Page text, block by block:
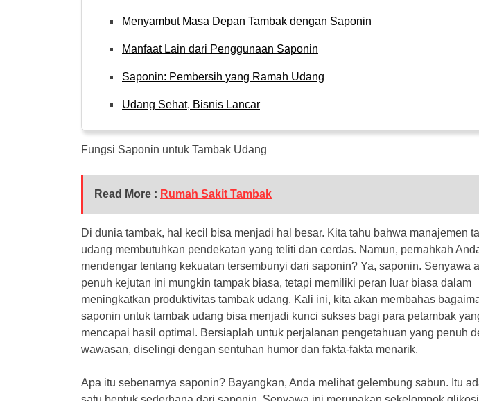
Menyambut Masa Depan Tambak dengan Saponin
Manfaat Lain dari Penggunaan Saponin
Saponin: Pembersih yang Ramah Udang
Udang Sehat, Bisnis Lancar
Fungsi Saponin untuk Tambak Udang
Read More : Rumah Sakit Tambak
Di dunia tambak, hal kecil bisa menjadi hal besar. Kita tahu bahwa manajemen
udang membutuhkan pendekatan yang teliti dan cerdas. Namun, pernahkah
mendengar tentang kekuatan tersembunyi dari saponin? Ya, saponin. Senyawa
penuh kejutan ini mungkin tampak biasa, tetapi memiliki peran luar biasa dalam
meningkatkan produktivitas tambak udang. Kali ini, kita akan membahas
saponin untuk tambak udang bisa menjadi kunci sukses bagi para petambak
mencapai hasil optimal. Bersiaplah untuk perjalanan pengetahuan yang penuh
wawasan, diselingi dengan sentuhan humor dan fakta-fakta menarik.
Apa itu sebenarnya saponin? Bayangkan, Anda melihat gelembung sabun. Itu